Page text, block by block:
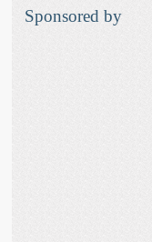
Sponsored by